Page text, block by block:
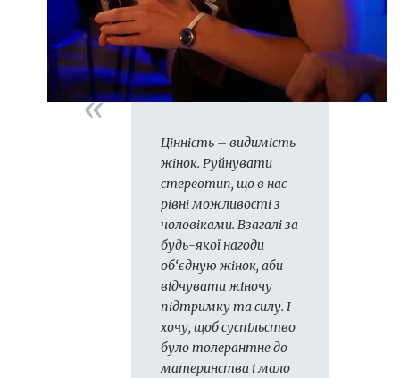
Цінність – видимість
жінок. Руйнувати
стереотип, що в нас
рівні можливості з
чоловіками. Взагалі за
будь-якої нагоди
об‘єдную жінок, аби
відчувати жіночу
підтримку та силу. І
хочу, щоб суспільство
було толерантне до
материнства і мало